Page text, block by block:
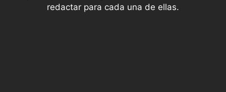
redactar para cada una de ellas.